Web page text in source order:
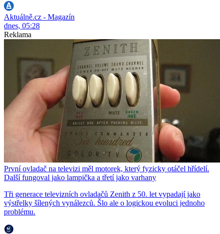
Aktuálně.cz - Magazín
dnes, 05:28
Reklama
První ovladač na televizi měl motorek, který fyzicky otáčel hřídelí.
Další fungoval jako lampička a třetí jako varhany
Tři generace televizních ovladačů Zenith z 50. let vypadají jako
výstřelky šílených vynálezců. Šlo ale o logickou evoluci jednoho
problému.